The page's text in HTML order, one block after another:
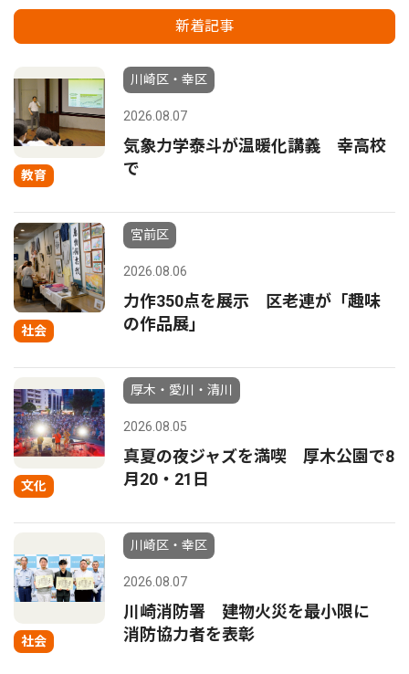
新着記事
教育
川崎区・幸区
2026.08.07
気象力学泰斗が温暖化講義 幸高校
で
社会
宮前区
2026.08.06
力作350点を展示 区老連が「趣味
の作品展」
文化
厚木・愛川・清川
2026.08.05
真夏の夜ジャズを満喫 厚木公園で8
月20・21日
社会
川崎区・幸区
2026.08.07
川崎消防署 建物火災を最小限に
消防協力者を表彰